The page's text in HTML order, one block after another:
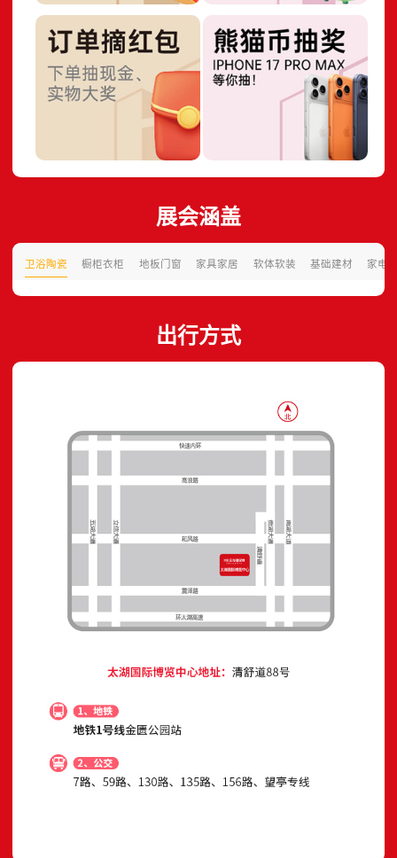
展会涵盖
卫浴陶瓷 橱柜衣柜 地板门窗 家具家居 软体软装 基础建材 家电
出行方式